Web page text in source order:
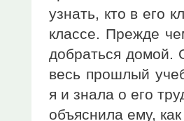
узнать, кто в его
классе. Прежде
добраться домой.
весь прошлый
я и знала о его
объяснила ему,